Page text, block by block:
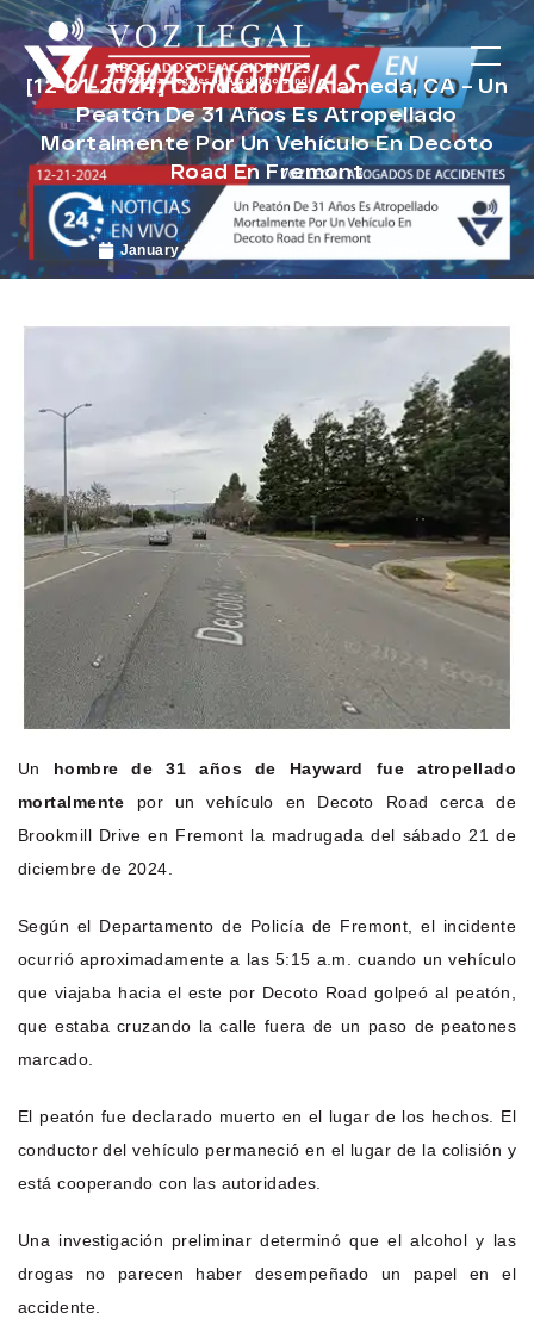
[12-21-2024] Condado De Alameda, CA – Un
Peatón De 31 Años Es Atropellado
Mortalmente Por Un Vehículo En Decoto
Road En Fremont
January 21, 2025
Un hombre de 31 años de Hayward fue atropellado
mortalmente por un vehículo en Decoto Road cerca de
Brookmill Drive en Fremont la madrugada del sábado 21 de
diciembre de 2024.
Según el Departamento de Policía de Fremont, el incidente
ocurrió aproximadamente a las 5:15 a.m. cuando un vehículo
que viajaba hacia el este por Decoto Road golpeó al peatón,
que estaba cruzando la calle fuera de un paso de peatones
marcado.
El peatón fue declarado muerto en el lugar de los hechos. El
conductor del vehículo permaneció en el lugar de la colisión y
está cooperando con las autoridades.
Una investigación preliminar determinó que el alcohol y las
drogas no parecen haber desempeñado un papel en el
accidente.